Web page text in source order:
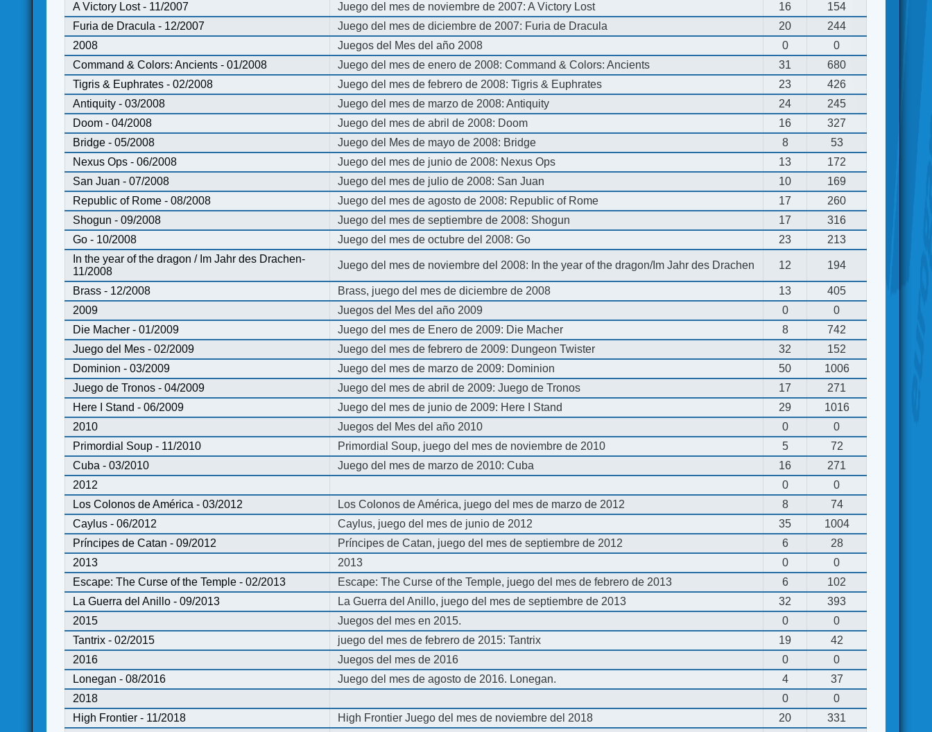
A Victory Lost - 11/2007
Juego del mes de noviembre de 2007: A Victory Lost 16
154
Furia de Dracula - 12/2007
Juego del mes de diciembre de 2007: Furia de Dracula 20
244
2008
Juegos del Mes del año 2008 0
0
Command & Colors: Ancients - 01/2008
Juego del mes de enero de 2008: Command & Colors: Ancients 31
680
Tigris & Euphrates - 02/2008
Juego del mes de febrero de 2008: Tigris & Euphrates 23
426
Antiquity - 03/2008
Juego del mes de marzo de 2008: Antiquity 24
245
Doom - 04/2008
Juego del mes de abril de 2008: Doom 16
327
Bridge - 05/2008
Juego del Mes de mayo de 2008: Bridge 8
53
Nexus Ops - 06/2008
Juego del mes de junio de 2008: Nexus Ops 13
172
San Juan - 07/2008
Juego del mes de julio de 2008: San Juan 10
169
Republic of Rome - 08/2008
Juego del mes de agosto de 2008: Republic of Rome 17
260
Shogun - 09/2008
Juego del mes de septiembre de 2008: Shogun 17
316
Go - 10/2008
Juego del mes de octubre del 2008: Go 23
213
In the year of the dragon / Im Jahr des Drachen-
11/2008
Juego del mes de noviembre del 2008: In the year of the dragon/Im Jahr des Drachen 12 194
Brass - 12/2008 Brass, juego del mes de diciembre de 2008 13
405
2009
Juegos del Mes del año 2009 0
0
Die Macher - 01/2009
Juego del mes de Enero de 2009: Die Macher 8
742
Juego del Mes - 02/2009
Juego del mes de febrero de 2009: Dungeon Twister 32
152
Dominion - 03/2009
Juego del mes de marzo de 2009: Dominion 50
1006
Juego de Tronos - 04/2009
Juego del mes de abril de 2009: Juego de Tronos 17
271
Here I Stand - 06/2009
Juego del mes de junio de 2009: Here I Stand 29
1016
2010
Juegos del Mes del año 2010 0
0
Primordial Soup - 11/2010
Primordial Soup, juego del mes de noviembre de 2010 5
72
Cuba - 03/2010
Juego del mes de marzo de 2010: Cuba 16
271
2012
0
0
Los Colonos de América - 03/2012
Los Colonos de América, juego del mes de marzo de 2012 8
74
Caylus - 06/2012
Caylus, juego del mes de junio de 2012 35
1004
Príncipes de Catan - 09/2012
Príncipes de Catan, juego del mes de septiembre de 2012 6
28
2013
2013 0
0
Escape: The Curse of the Temple - 02/2013
Escape: The Curse of the Temple, juego del mes de febrero de 2013 6
102
La Guerra del Anillo - 09/2013
La Guerra del Anillo, juego del mes de septiembre de 2013 32
393
2015
Juegos del mes en 2015. 0
0
Tantrix - 02/2015
juego del mes de febrero de 2015: Tantrix 19
42
2016
Juegos del mes de 2016 0
0
Lonegan - 08/2016
Juego del mes de agosto de 2016. Lonegan. 4
37
2018
0
0
High Frontier - 11/2018
High Frontier Juego del mes de noviembre del 2018 20
331